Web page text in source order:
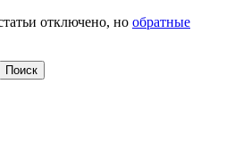
отключено, но обратные